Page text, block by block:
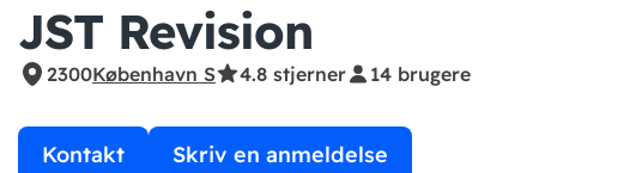
JST Revision
2300København S 4.8 stjerner 14 brugere
Kontakt Skriv en anmeldelse